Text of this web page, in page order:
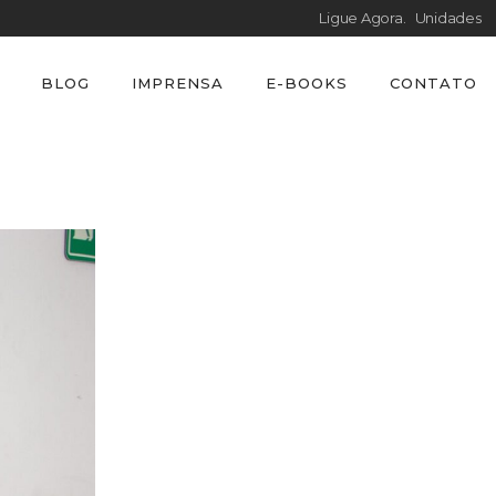
Ligue Agora. Unidades
BLOG IMPRENSA E-BOOKS CONTATO